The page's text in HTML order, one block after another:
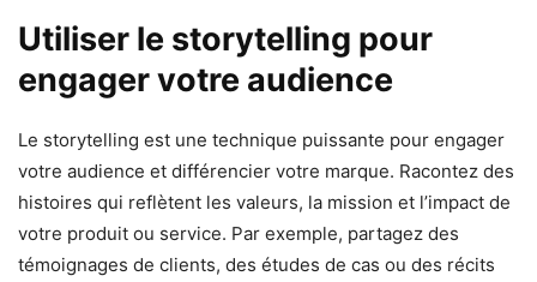
Utiliser le storytelling pour
engager votre audience
Le storytelling est une technique puissante pour engager
votre audience et différencier votre marque. Racontez des
histoires qui reflètent les valeurs, la mission et l’impact de
votre produit ou service. Par exemple, partagez des
témoignages de clients, des études de cas ou des récits